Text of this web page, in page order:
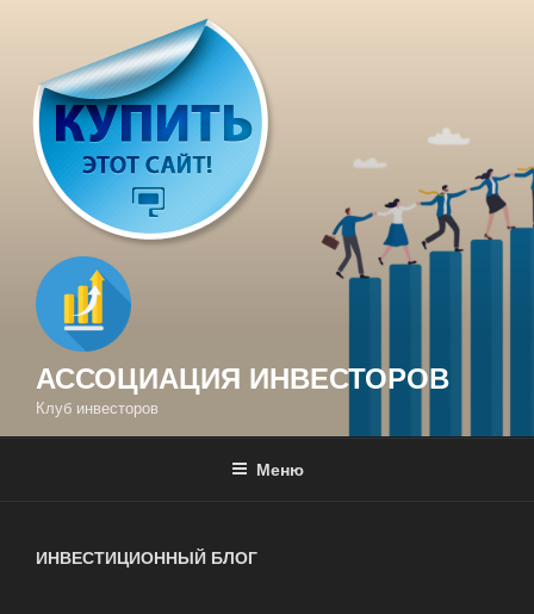
содержимому
АССОЦИАЦИЯ ИНВЕСТОРОВ
Клуб инвесторов
Меню
ИНВЕСТИЦИОННЫЙ БЛОГ